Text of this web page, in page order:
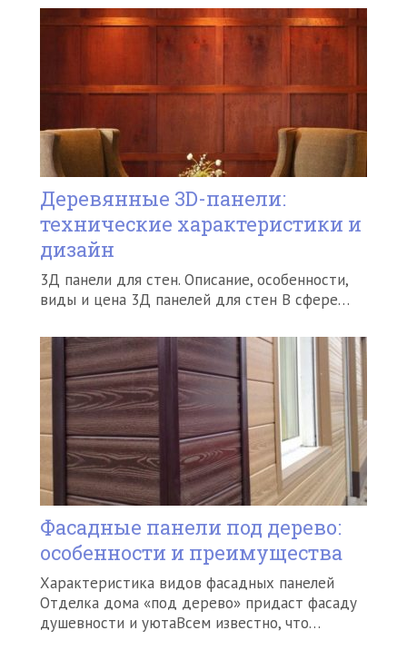
Деревянные 3D-панели:
технические характеристики и
дизайн
3Д панели для стен. Описание, особенности,
виды и цена 3Д панелей для стен В сфере…
Фасадные панели под дерево:
особенности и преимущества
Характеристика видов фасадных панелей
Отделка дома «под дерево» придаст фасаду
душевности и уютаВсем известно, что…